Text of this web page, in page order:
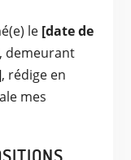
le [date de
demeurant
, rédige en
mes